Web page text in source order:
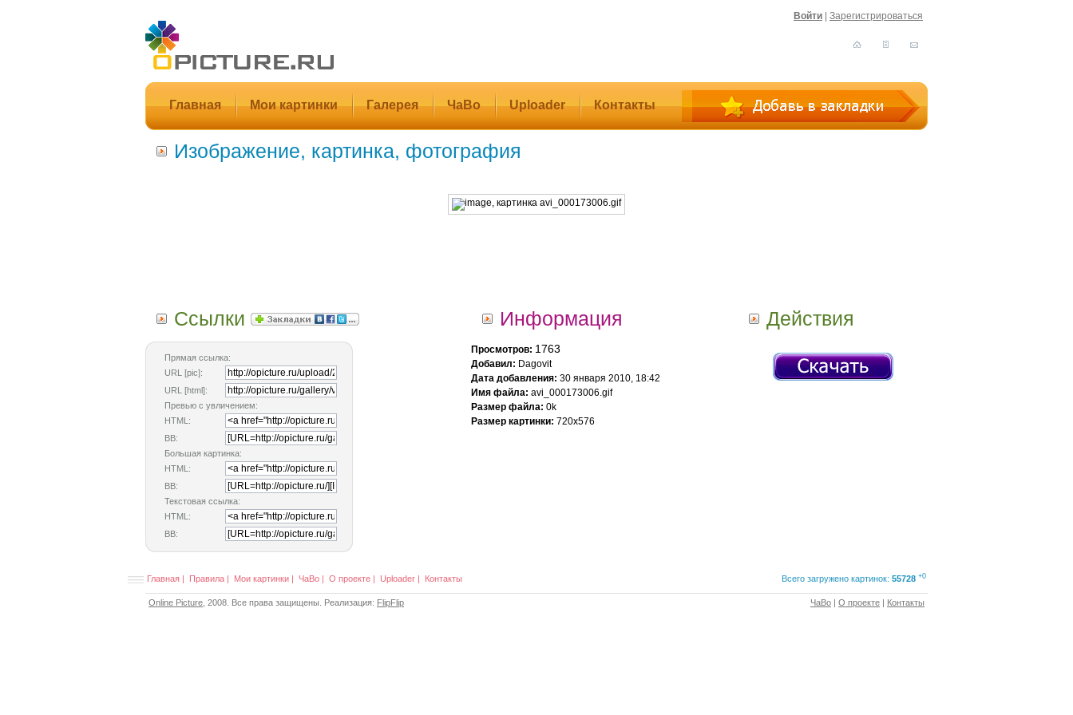
Войти Зарегистрироваться
Главная Мои картинки Галерея ЧаВо Uploader Контакты
Изображение, картинка, фотография
Ссылки
Прямая ссылка:
URL [pic]:
URL [html]:
Превью с увличением:
HTML:
BB:
Большая картинка:
HTML:
BB:
Текстовая ссылка:
HTML:
BB:
Информация
Просмотров: 1763
Добавил: Dagovit
Дата добавления: 30 января 2010, 18:42
Имя файла: avi_000173006.gif
Размер файла: 0k
Размер картинки: 720x576
Действия
Всего загружено картинок: 55728 +0
Главная | Правила | Мои картинки | ЧаВо | О проекте | Uploader | Контакты
ЧаВо | О проекте | Контакты
Online Picture , 2008. Все права защищены. Реализация: FlipFlip